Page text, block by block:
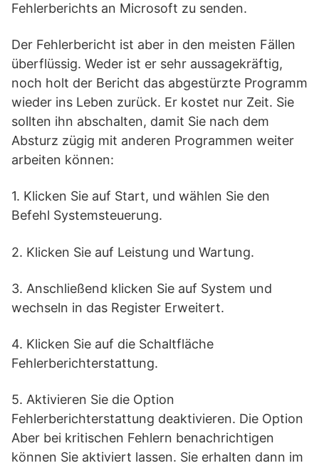
Fehlerberichts an Microsoft zu senden.
Der Fehlerbericht ist aber in den meisten Fällen
überflüssig. Weder ist er sehr aussagekräftig,
noch holt der Bericht das abgestürzte Programm
wieder ins Leben zurück. Er kostet nur Zeit. Sie
sollten ihn abschalten, damit Sie nach dem
Absturz zügig mit anderen Programmen weiter
arbeiten können:
1. Klicken Sie auf Start, und wählen Sie den
Befehl Systemsteuerung.
2. Klicken Sie auf Leistung und Wartung.
3. Anschließend klicken Sie auf System und
wechseln in das Register Erweitert.
4. Klicken Sie auf die Schaltfläche
Fehlerberichterstattung.
5. Aktivieren Sie die Option
Fehlerberichterstattung deaktivieren. Die Option
Aber bei kritischen Fehlern benachrichtigen
können Sie aktiviert lassen. Sie erhalten dann im